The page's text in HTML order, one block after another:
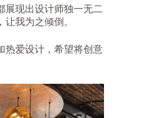
展现出设计师独一无二
我为之倾倒。
热爱设计，希望将创意